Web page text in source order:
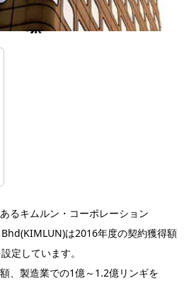
るキムルン・コーポレーション
は2016年度の契約獲得額
定しています。
、製造業での1億～1.2億リンギを